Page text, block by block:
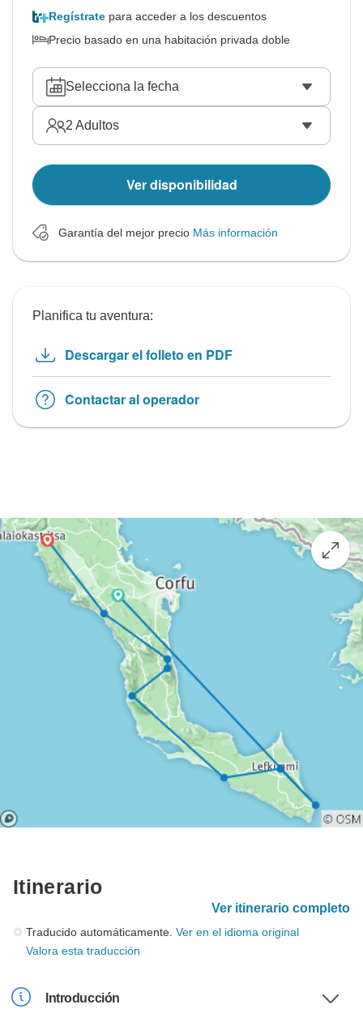
Regístrate para acceder a los descuentos
Precio basado en una habitación privada doble
Selecciona la fecha
2 Adultos
Ver disponibilidad
Garantía del mejor precio Más información
Planifica tu aventura:
Descargar el folleto en PDF
Contactar al operador
Itinerario
Ver itinerario completo
Traducido automáticamente. Ver en el idioma original
Valora esta traducción
Introducción